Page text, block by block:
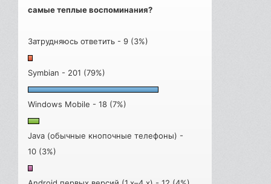
самые теплые воспоминания?
Затрудняюсь ответить - 9 (3%)
Symbian - 201 (79%)
Windows Mobile - 18 (7%)
Java (обычные кнопочные телефоны) -
10 (3%)